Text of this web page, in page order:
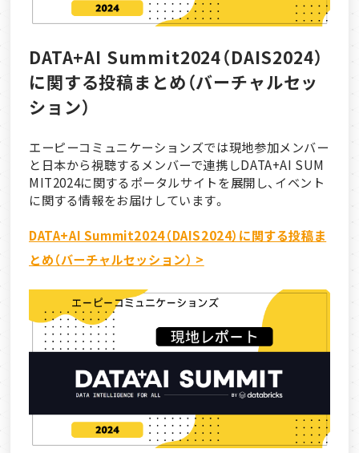
DATA+AI Summit2024（DAIS2024）
に関する投稿まとめ（バーチャルセッ
ション）
エーピーコミュニケーションズでは現地参加メンバー
と日本から視聴するメンバーで連携しDATA+AI SUM
MIT2024に関するポータルサイトを展開し、イベント
に関する情報をお届けしています。
DATA+AI Summit2024（DAIS2024）に関する投稿ま
とめ（バーチャルセッション） >